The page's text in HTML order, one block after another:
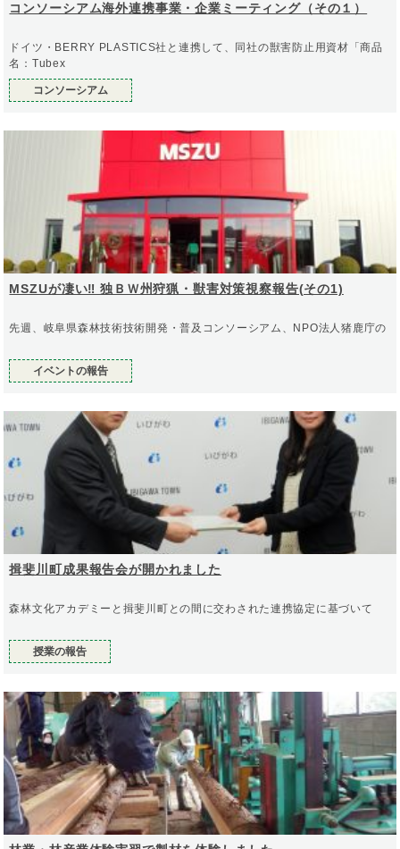
コンソーシアム海外連携事業・企業ミーティング（その１）
ドイツ・BERRY PLASTICS社と連携して、同社の獣害防止用資材「商品
名：Tubex
コンソーシアム
MSZUが凄い‼︎ 独ＢＷ州狩猟・獣害対策視察報告(その1)
先週、岐阜県森林技術技術開発・普及コンソーシアム、NPO法人猪鹿庁の
イベントの報告
揖斐川町成果報告会が開かれました
森林文化アカデミーと揖斐川町との間に交わされた連携協定に基づいて
授業の報告